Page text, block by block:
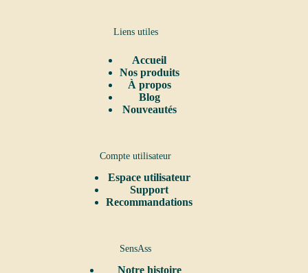
Liens utiles
Accueil
Nos produits
À propos
Blog
Nouveautés
Compte utilisateur
Espace utilisateur
Support
Recommandations
SensAss
Notre histoire